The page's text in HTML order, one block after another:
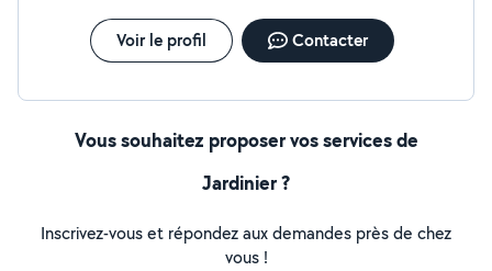
Voir le profil Contacter
Vous souhaitez proposer vos services de
Jardinier ?
Inscrivez-vous et répondez aux demandes près de chez
vous !